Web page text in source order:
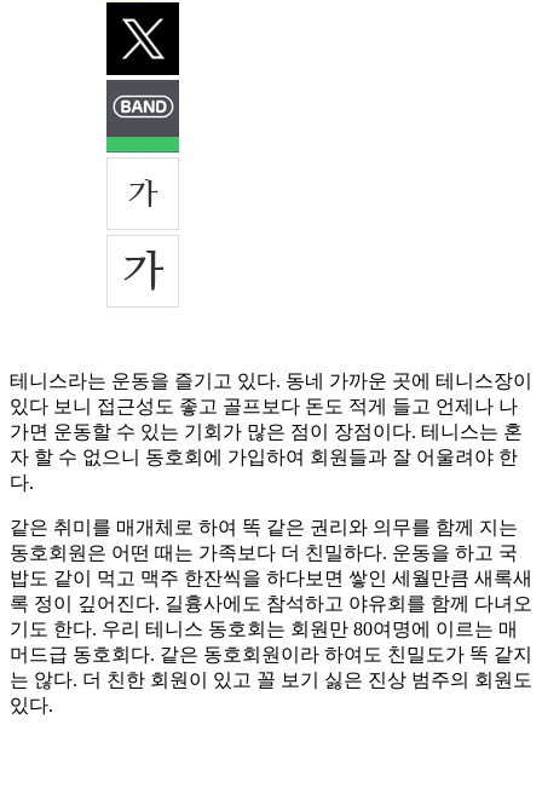
테니스라는 운동을 즐기고 있다. 동네 가까운 곳에 테니스장이
있다 보니 접근성도 좋고 골프보다 돈도 적게 들고 언제나 나
가면 운동할 수 있는 기회가 많은 점이 장점이다. 테니스는 혼
자 할 수 없으니 동호회에 가입하여 회원들과 잘 어울려야 한
다.
같은 취미를 매개체로 하여 똑 같은 권리와 의무를 함께 지는
동호회원은 어떤 때는 가족보다 더 친밀하다. 운동을 하고 국
밥도 같이 먹고 맥주 한잔씩을 하다보면 쌓인 세월만큼 새록새
록 정이 깊어진다. 길흉사에도 참석하고 야유회를 함께 다녀오
기도 한다. 우리 테니스 동호회는 회원만 80여명에 이르는 매
머드급 동호회다. 같은 동호회원이라 하여도 친밀도가 똑 같지
는 않다. 더 친한 회원이 있고 꼴 보기 싫은 진상 범주의 회원도
있다.